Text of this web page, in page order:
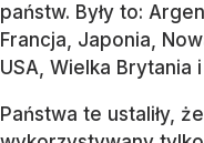
państw. Były to:
Francja, Japonia,
USA, Wielka Brytania i
Państwa te ustaliły,